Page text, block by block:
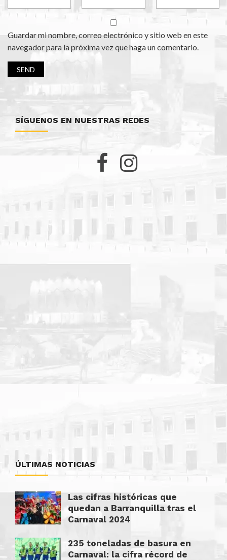
Guardar mi nombre, correo electrónico y sitio web en este
navegador para la próxima vez que haga un comentario.
SÍGUENOS EN NUESTRAS REDES
ÚLTIMAS NOTICIAS
Las cifras históricas que
quedan a Barranquilla tras el
Carnaval 2024
235 toneladas de basura en
Carnaval: la cifra récord de